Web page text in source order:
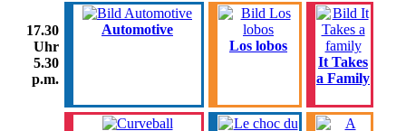
17.30
Uhr
5.30
p.m.
Automotive
Los lobos
It Takes
a Family